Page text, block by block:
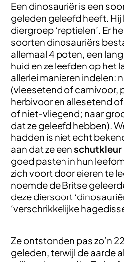
Een dinosauriër is een
geleden geleefd heeft.
diergroep ‘reptielen’. Er
soorten dinosauriërs
allemaal 4 poten, een
huid en ze leefden op het
allerlei manieren indelen:
(vleesetend of carnivoor,
herbivoor en allesetend
of niet-vliegend; naar
dat ze geleefd hebben).
hadden is niet echt
aan dat ze eenschutkleur
goed pasten in hun
zich voort door eieren te
noemde de Britse
deze diersoort
‘verschrikkelijke
Ze ontstonden pas zo’n
geleden, terwijl de aarde